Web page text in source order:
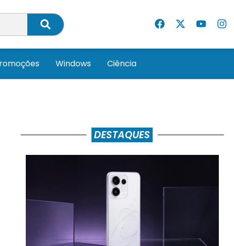
Windows Ciência
DESTAQUES